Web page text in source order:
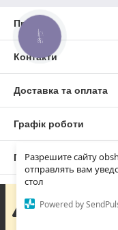
Разрешите сайту
отправлять вам
стол
Powered by
Про нас
Контакти
Доставка та оплата
Графік роботи
Повна версія сайту
замовлення та
роботи сьогодні
КНОПКА
ЗВ'ЯЗКУ